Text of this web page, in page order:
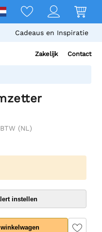
Cadeaus en Inspiratie
Zakelijk Contact
(NL)
instellen
winkelwagen